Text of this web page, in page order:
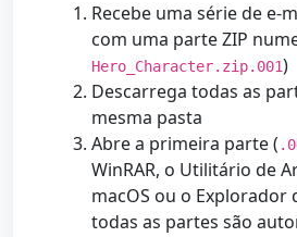
Recebe uma série de e-
com uma parte ZIP
Hero_Character.zip.001)
Descarrega todas as
mesma pasta
Abre a primeira parte (
WinRAR, o Utilitário de
macOS ou o
todas as partes são